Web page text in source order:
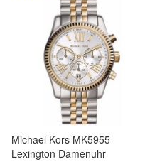
Michael Kors MK5955
Lexington Damenuhr